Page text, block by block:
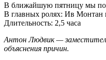
В ближайшую пятницу мы
В главных ролях: Ив
Длительность: 2,5 часа
Антон Людвик —
объяснения причин.